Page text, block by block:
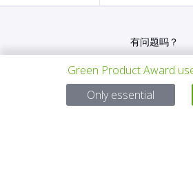
有问题吗？
电子邮件service@gp-
电话 + 49 30 25742
Green Product Award
Only essential